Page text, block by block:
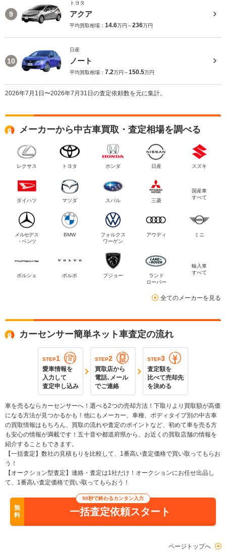
9
トヨタ
アクア
平均買取相場： 14.6万円～236万円
10
日産
ノート
平均買取相場： 7.2万円～150.5万円
2026年7月1日〜2026年7月31日の査定依頼数を元に集計。
メーカーから中古車買取・査定相場を調べる
レクサス トヨタ ホンダ 日産 スズキ
ダイハツ マツダ スバル 三菱
国産車
すべて
メルセデス
・ベンツ
BMW
フォルクス
ワーゲン
アウディ ミニ
ポルシェ ボルボ プジョー
ランド
ローバー
輸入車
すべて
全てのメーカーを見る
カーセンサー簡単ネット車査定の流れ
STEP1
愛車情報を
入力して
査定申し込み
STEP2
買取店から
電話､メール
でご連絡
STEP3
査定額を
比べて売却先
を決める
車を売るならカーセンサーへ！選べる2つの売却方法！下取りより買取額が高価
になる方法が見つかるかも！他にもメーカー、車種、ボディタイプ別の中古車
の買取情報はもちろん、買取の流れや査定のポイントなど、初めて車を売る方
も安心の情報が満載です！五十音や都道府県から、お近くの買取店舗の情報を
紹介することもできます。
【一括査定】数社の見積もりを比較して、1番高い査定価格で買い取ってもらお
う！
【オークション型査定】連絡・査定は1社だけ！オークションにお任せ出品し
て、1番高い査定価格で買い取ってもらおう！
無
料
90秒で終わるカンタン入力
一括査定依頼スタート
ページトップへ